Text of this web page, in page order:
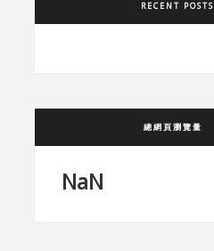
RECENT POSTS
總網頁瀏覽量
NaN